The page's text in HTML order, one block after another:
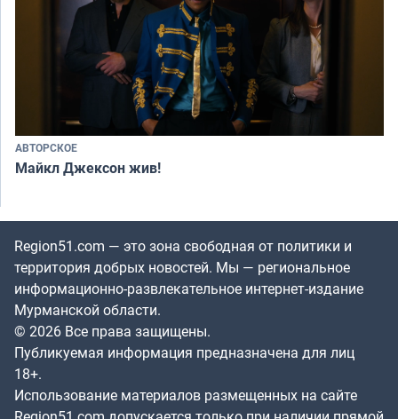
АВТОРСКОЕ
Майкл Джексон жив!
Region51.com — это зона свободная от политики и
территория добрых новостей. Мы — региональное
информационно-развлекательное интернет-издание
Мурманской области.
© 2026 Все права защищены.
Публикуемая информация предназначена для лиц
18+.
Использование материалов размещенных на сайте